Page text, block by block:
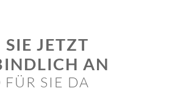
SIE JETZT
AN
SIE DA